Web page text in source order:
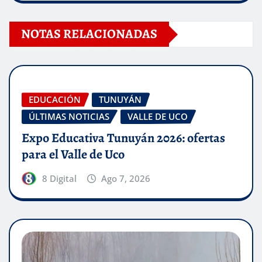
NOTAS RELACIONADAS
EDUCACIÓN
TUNUYÁN
ÚLTIMAS NOTICIAS
VALLE DE UCO
Expo Educativa Tunuyán 2026: ofertas
para el Valle de Uco
8 Digital Ago 7, 2026